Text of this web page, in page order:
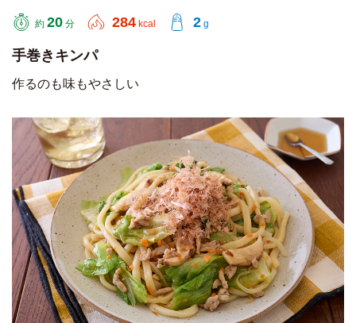
約 20 分 284 kcal 2 g
手巻きキンパ
作るのも味もやさしい